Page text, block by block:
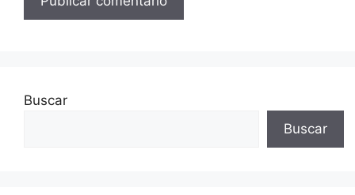
Buscar
Buscar